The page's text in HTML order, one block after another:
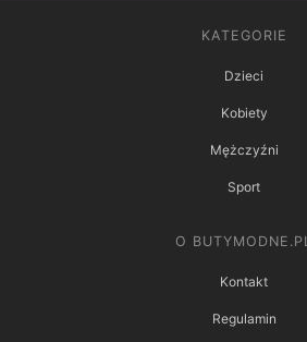
KATEGORIE
Dzieci
Kobiety
Mężczyźni
Sport
O BUTYMODNE.PL
Kontakt
Regulamin